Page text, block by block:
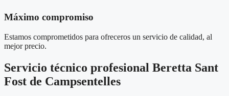
Máximo compromiso
Estamos comprometidos para ofreceros un servicio de calidad, al
mejor precio.
Servicio técnico profesional Beretta Sant
Fost de Campsentelles